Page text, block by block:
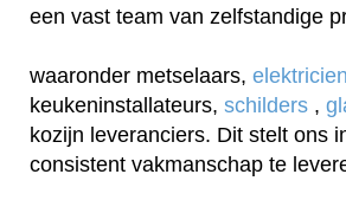
een vast team van zelfstandige
waaronder metselaars,
keukeninstallateurs, schilders ,
kozijn leveranciers. Dit stelt ons
consistent vakmanschap te